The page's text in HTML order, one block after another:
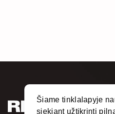
Šiame tinklalapyje
siekiant užtikrinti